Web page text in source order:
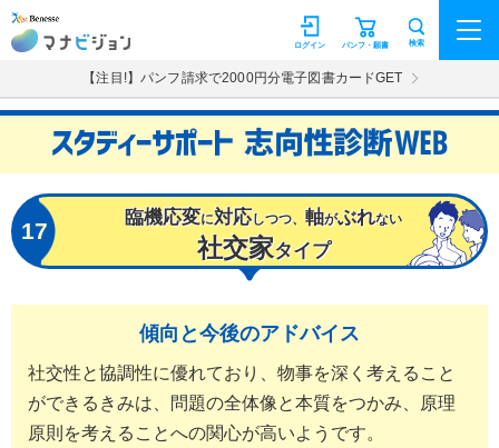
マナビジョン パンフ・願書
ログイン 検索
【注目!】パンフ請求で2000円分電子図書カードGET
17 臨機応変に対応しつつ、軸がぶれない
社交家タイプ
傾向と今後のアドバイス
社交性と協調性に優れており、物事を深く考えること
ができるきみは、問題の全体像と本質をつかみ、原理
原則を考えることへの関心が高いようです。